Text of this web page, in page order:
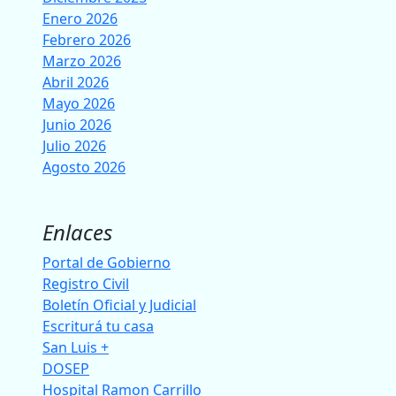
Enero 2026
Febrero 2026
Marzo 2026
Abril 2026
Mayo 2026
Junio 2026
Julio 2026
Agosto 2026
Enlaces
Portal de Gobierno
Registro Civil
Boletín Oficial y Judicial
Escriturá tu casa
San Luis +
DOSEP
Hospital Ramon Carrillo